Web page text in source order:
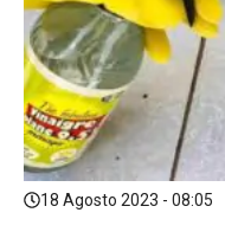
18 Agosto 2023 - 08:05